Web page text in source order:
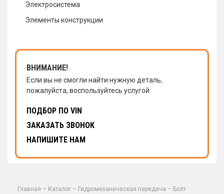
Электросистема
Элементы конструкции
ВНИМАНИЕ!
Если вы не смогли найти нужную деталь,
пожалуйста, воспользуйтесь услугой:
ПОДБОР ПО VIN
ЗАКАЗАТЬ ЗВОНОК
НАПИШИТЕ НАМ
Главная – Каталог – Гидромеханическая передача – Болт